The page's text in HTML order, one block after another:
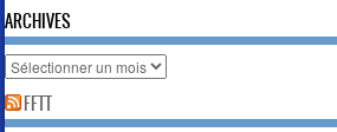
ARCHIVES
FFTT